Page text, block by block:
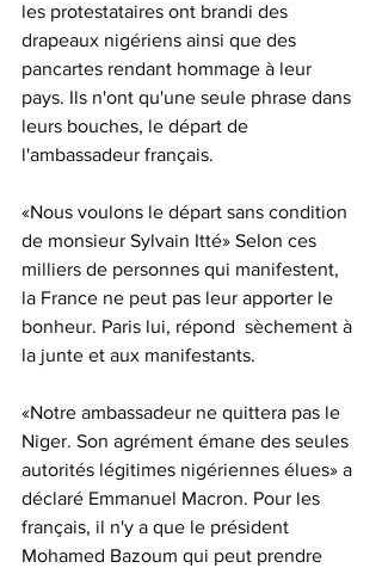
les protestataires ont brandi des
drapeaux nigériens ainsi que des
pancartes rendant hommage à leur
pays. Ils n'ont qu'une seule phrase dans
leurs bouches, le départ de
l'ambassadeur français.
«Nous voulons le départ sans condition
de monsieur Sylvain Itté» Selon ces
milliers de personnes qui manifestent,
la France ne peut pas leur apporter le
bonheur. Paris lui, répond  sèchement à
la junte et aux manifestants.
«Notre ambassadeur ne quittera pas le
Niger. Son agrément émane des seules
autorités légitimes nigériennes élues» a
déclaré Emmanuel Macron. Pour les
français, il n'y a que le président
Mohamed Bazoum qui peut prendre